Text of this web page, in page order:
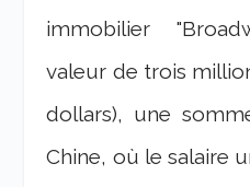
immobilier
valeur de trois
dollars), une
Chine, où le salaire